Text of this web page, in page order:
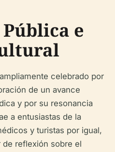
e
celebrado por
de un avance
y por su resonancia
a entusiastas de la
y turistas por igual,
reflexión sobre el